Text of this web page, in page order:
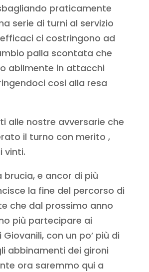
praticamente
serie di turni al servizio
ci costringono ad
palla scontata che
abilmente in attacchi
cosi alla resa
alle nostre avversarie che
il turno con merito ,
vinti.
brucia, e ancor di più
la fine del percorso di
che dal prossimo anno
più partecipare ai
con un po’ più di
abbinamenti dei gironi
ora saremmo qui a